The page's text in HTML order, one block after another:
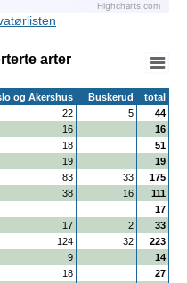
Highcharts.com
arter
og Akershus Buskerud
total
22 5
44
16
16
18
51
19
19
83 33
175
38 16
111
17
17 2
33
124 32
223
9
14
18
27